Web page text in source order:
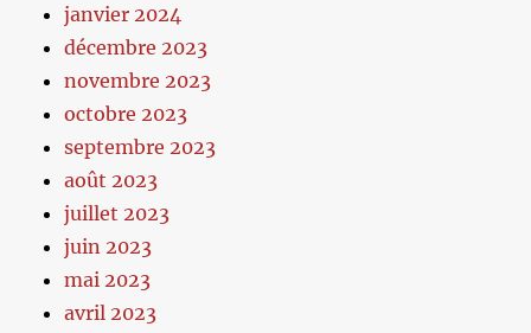
janvier 2024
décembre 2023
novembre 2023
octobre 2023
septembre 2023
août 2023
juillet 2023
juin 2023
mai 2023
avril 2023